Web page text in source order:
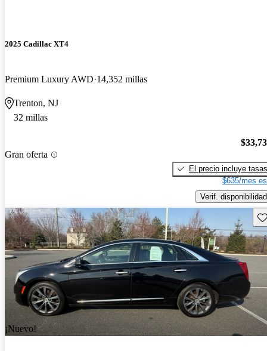
2025 Cadillac XT4
Premium Luxury AWD 14,352 millas
Trenton, NJ
32 millas
Gran oferta
El precio incluye tasas
$635/mes
Verif. disponibilidad
¡Nuevo!